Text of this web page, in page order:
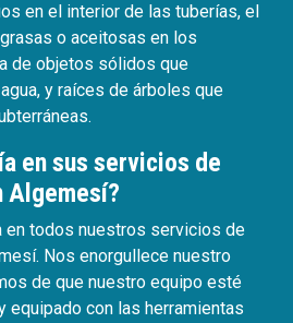
en el interior de las tuberías, el
o aceitosas en los
de objetos sólidos que
y raíces de árboles que
en sus servicios de
Algemesí?
en todos nuestros servicios de
Nos enorgullece nuestro
de que nuestro equipo esté
equipado con las herramientas